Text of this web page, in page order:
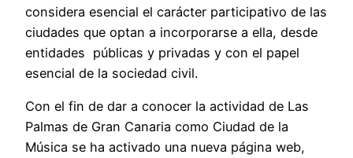
considera esencial el carácter participativo de las
ciudades que optan a incorporarse a ella, desde
entidades públicas y privadas y con el papel
esencial de la sociedad civil.
Con el fin de dar a conocer la actividad de Las
Palmas de Gran Canaria como Ciudad de la
Música se ha activado una nueva página web,